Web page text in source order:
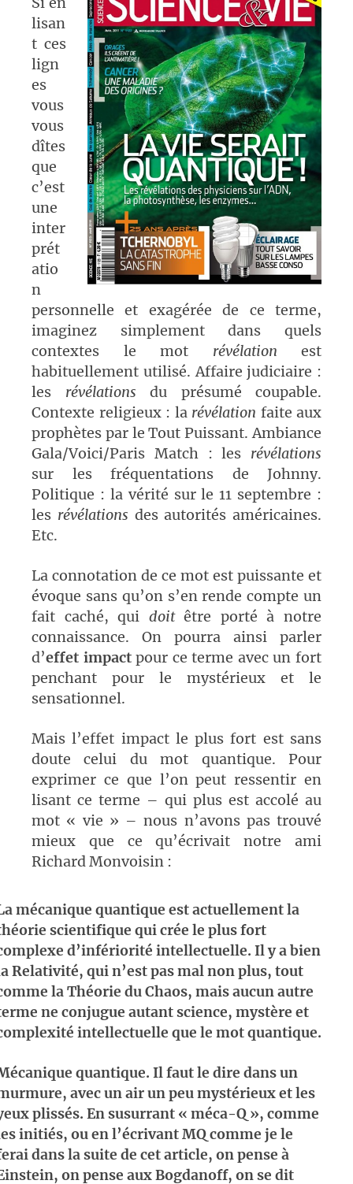
lisan
t ces
lign
es
vous
vous
dîtes
que
c’est
une
inter
prét
atio
n
personnelle et exagérée de ce terme,
imaginez simplement dans quels
contextes le mot révélation est
habituellement utilisé. Affaire judiciaire :
les révélations du présumé coupable.
Contexte religieux : la révélation faite aux
prophètes par le Tout Puissant. Ambiance
Gala/Voici/Paris Match : les révélations
sur les fréquentations de Johnny.
Politique : la vérité sur le 11 septembre :
les révélations des autorités américaines.
Etc.
La connotation de ce mot est puissante et
évoque sans qu’on s’en rende compte un
fait caché, qui doitêtre porté à notre
connaissance. On pourra ainsi parler
d’effet impactpour ce terme avec un fort
penchant pour le mystérieux et le
sensationnel.
Mais l’effet impact le plus fort est sans
doute celui du mot quantique. Pour
exprimer ce que l’on peut ressentir en
lisant ce terme – qui plus est accolé au
mot « vie » – nous n’avons pas trouvé
mieux que ce qu’écrivait notre ami
Richard Monvoisin :
mécanique quantique est actuellement la
scientifique qui crée le plus fort
d’infériorité intellectuelle. Il y a bien
Relativité, qui n’est pas mal non plus, tout
la Théorie du Chaos, mais aucun autre
ne conjugue autant science, mystère et
intellectuelle que le mot quantique.
quantique. Il faut le dire dans un
avec un air un peu mystérieux et les
plissés. En susurrant « méca-Q », comme
initiés, ou en l’écrivant MQ comme je le
dans la suite de cet article, on pense à
on pense aux Bogdanoff, on se dit